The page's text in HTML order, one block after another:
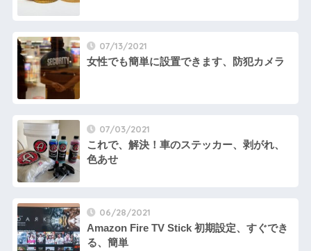
07/13/2021
女性でも簡単に設置できます、防犯カメラ
07/03/2021
これで、解決！車のステッカー、剥がれ、
色あせ
06/28/2021
Amazon Fire TV Stick 初期設定、すぐでき
る、簡単